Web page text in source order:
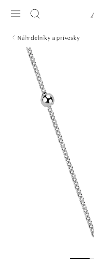
Náhrdelníky a prívesky